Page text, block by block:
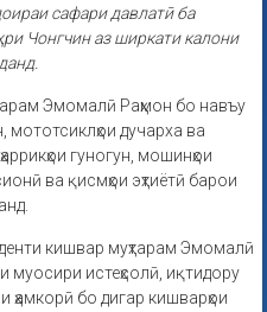
сафари давлатӣ ба
Чонгчин аз ширкати калони
Эмомалӣ Раҳмон бо навъу
мототсиклҳои дучарха ва
гуногун, мошинҳои
ва қисмҳои эҳтиётӣ барои
кишвар муҳтарам Эмомалӣ
муосири истеҳсолӣ, иқтидору
ҳамкорӣ бо дигар кишварҳои